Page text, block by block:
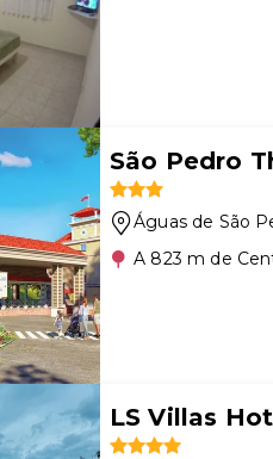
São Pedro
Águas de São
A 823 m de
LS Villas